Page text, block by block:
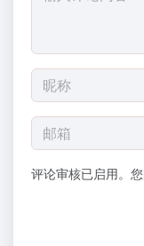
评论审核已启用。